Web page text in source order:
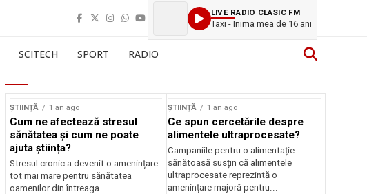
LIVE RADIO CLASIC FM
Taxi - Inima mea de 16 ani
SCITECH SPORT RADIO
ȘTIINȚĂ 1 an ago
Cum ne afectează stresul
sănătatea și cum ne poate
ajuta știința?
Stresul cronic a devenit o amenințare
tot mai mare pentru sănătatea
oamenilor din întreaga...
ȘTIINȚĂ 1 an ago
Ce spun cercetările despre
alimentele ultraprocesate?
Campaniile pentru o alimentație
sănătoasă susțin că alimentele
ultraprocesate reprezintă o
amenințare majoră pentru...